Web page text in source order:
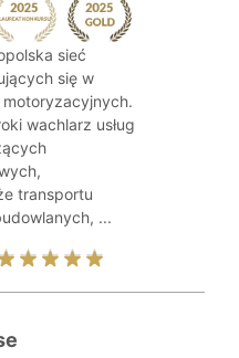
sieć
się w
wachlarz usług
transportu
...